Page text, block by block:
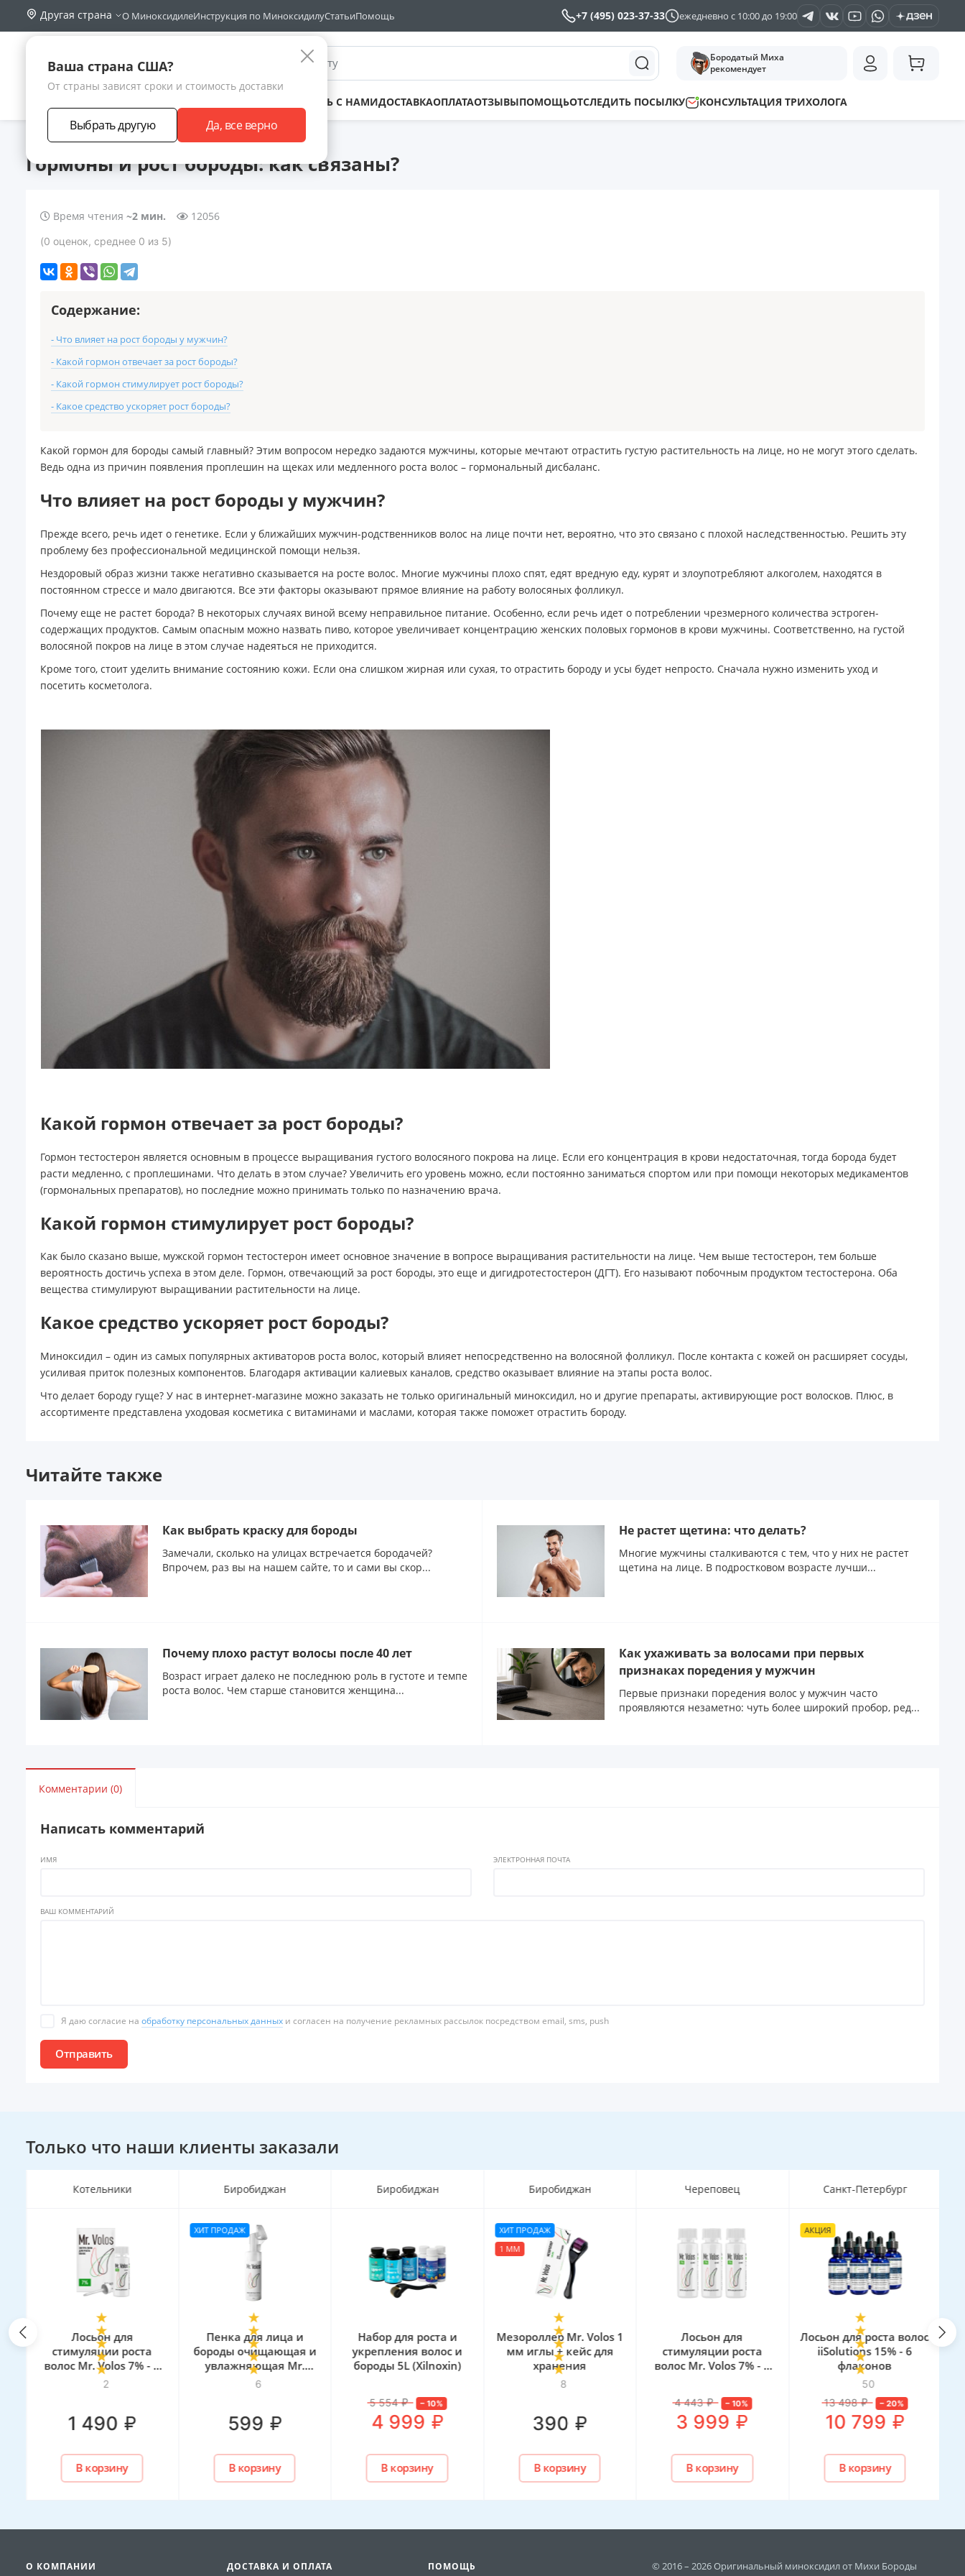
Другая страна
Ваша страна США?
От страны зависят сроки и стоимость доставки
Выбрать другую Да, все верно
О МиноксидилеИнструкция по МиноксидилуСтатьиПомощь +7 (495) 023-37-33 ежедневно с 10:00 до 19:00
Поиск по сайту
Бородатый Миха
рекомендует
ЗАРАБОТАТЬ С НАМИДОСТАВКАОПЛАТАОТЗЫВЫПОМОЩЬОТСЛЕДИТЬ ПОСЫЛКУ КОНСУЛЬТАЦИЯ ТРИХОЛОГА
Главная Гормоны и рост бороды: как связаны?
Гормоны и рост бороды: как связаны?
Время чтения ~2 мин. 12056
(0 оценок, среднее 0 из 5)
Содержание:
- Что влияет на рост бороды у мужчин?
- Какой гормон отвечает за рост бороды?
- Какой гормон стимулирует рост бороды?
- Какое средство ускоряет рост бороды?
Какой гормон для бороды самый главный? Этим вопросом нередко задаются мужчины, которые мечтают отрастить густую растительность на лице, но не могут этого сделать.
Ведь одна из причин появления проплешин на щеках или медленного роста волос – гормональный дисбаланс.
Что влияет на рост бороды у мужчин?
Прежде всего, речь идет о генетике. Если у ближайших мужчин-родственников волос на лице почти нет, вероятно, что это связано с плохой наследственностью. Решить эту
проблему без профессиональной медицинской помощи нельзя.
Нездоровый образ жизни также негативно сказывается на росте волос. Многие мужчины плохо спят, едят вредную еду, курят и злоупотребляют алкоголем, находятся в
постоянном стрессе и мало двигаются. Все эти факторы оказывают прямое влияние на работу волосяных фолликул.
Почему еще не растет борода? В некоторых случаях виной всему неправильное питание. Особенно, если речь идет о потреблении чрезмерного количества эстроген-
содержащих продуктов. Самым опасным можно назвать пиво, которое увеличивает концентрацию женских половых гормонов в крови мужчины. Соответственно, на густой
волосяной покров на лице в этом случае надеяться не приходится.
Кроме того, стоит уделить внимание состоянию кожи. Если она слишком жирная или сухая, то отрастить бороду и усы будет непросто. Сначала нужно изменить уход и
посетить косметолога.
Какой гормон отвечает за рост бороды?
Гормон тестостерон является основным в процессе выращивания густого волосяного покрова на лице. Если его концентрация в крови недостаточная, тогда борода будет
расти медленно, с проплешинами. Что делать в этом случае? Увеличить его уровень можно, если постоянно заниматься спортом или при помощи некоторых медикаментов
(гормональных препаратов), но последние можно принимать только по назначению врача.
Какой гормон стимулирует рост бороды?
Как было сказано выше, мужской гормон тестостерон имеет основное значение в вопросе выращивания растительности на лице. Чем выше тестостерон, тем больше
вероятность достичь успеха в этом деле. Гормон, отвечающий за рост бороды, это еще и дигидротестостерон (ДГТ). Его называют побочным продуктом тестостерона. Оба
вещества стимулируют выращивании растительности на лице.
Какое средство ускоряет рост бороды?
Миноксидил – один из самых популярных активаторов роста волос, который влияет непосредственно на волосяной фолликул. После контакта с кожей он расширяет сосуды,
усиливая приток полезных компонентов. Благодаря активации калиевых каналов, средство оказывает влияние на этапы роста волос.
Что делает бороду гуще? У нас в интернет-магазине можно заказать не только оригинальный миноксидил, но и другие препараты, активирующие рост волосков. Плюс, в
ассортименте представлена уходовая косметика с витаминами и маслами, которая также поможет отрастить бороду.
Читайте также
Как выбрать краску для бороды
Замечали, сколько на улицах встречается бородачей?
Впрочем, раз вы на нашем сайте, то и сами вы скор...
Не растет щетина: что делать?
Многие мужчины сталкиваются с тем, что у них не растет
щетина на лице. В подростковом возрасте лучши...
Почему плохо растут волосы после 40 лет
Возраст играет далеко не последнюю роль в густоте и темпе
роста волос. Чем старше становится женщина...
Как ухаживать за волосами при первых
признаках поредения у мужчин
Первые признаки поредения волос у мужчин часто
проявляются незаметно: чуть более широкий пробор, ред...
Комментарии (0)
Написать комментарий
ИМЯ ЭЛЕКТРОННАЯ ПОЧТА
ВАШ КОММЕНТАРИЙ
Я даю согласие на обработку персональных данных и согласен на получение рекламных рассылок посредством email, sms, push
Отправить
Только что наши клиенты заказали
Котельники
2
Лосьон для
стимуляции роста
волос Mr. Volos 7% - 1
флакон
1 490 ₽
В корзину
Биробиджан
ХИТ ПРОДАЖ
6
Пенка для лица и
бороды очищающая и
увлажняющая Mr.
Volos, 160 мл
599 ₽
В корзину
Биробиджан
Набор для роста и
укрепления волос и
бороды 5L (Xilnoxin)
5 554 ₽ –10%
4 999 ₽
В корзину
Биробиджан
ХИТ ПРОДАЖ
1 ММ
8
Мезороллер Mr. Volos 1
мм иглы + кейс для
хранения
390 ₽
В корзину
Череповец
Лосьон для
стимуляции роста
волос Mr. Volos 7% - 3
4 443 ₽ –10%
3 999 ₽
В корзину
Санкт-Петербург
АКЦИЯ
50
Лосьон для роста волос
iiSolutions 15% - 6
флаконов
13 498 ₽ –20%
10 799 ₽
В корзину
О КОМПАНИИ ДОСТАВКА И ОПЛАТА ПОМОЩЬ © 2016 – 2026 Оригинальный миноксидил от Михи Бороды